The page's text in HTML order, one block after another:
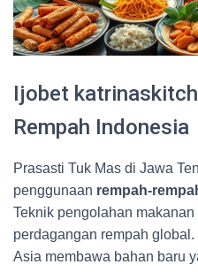
Ijobet
Rempah Indonesia
Prasasti Tuk Mas di Jawa
penggunaan rempah-
Teknik pengolahan
perdagangan rempah
Asia membawa bahan baru